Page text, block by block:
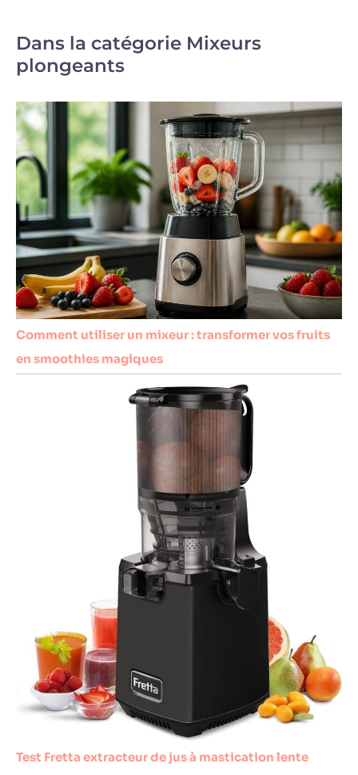
Dans la catégorie Mixeurs
plongeants
Comment utiliser un mixeur : transformer vos fruits
en smoothies magiques
Test Fretta extracteur de jus à mastication lente